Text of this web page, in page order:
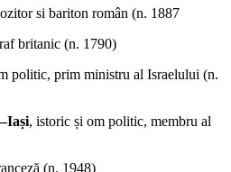
si bariton român (n. 1887
britanic (n. 1790)
politic, prim ministru al Israelului (n.
, istoric și om politic, membru al
(n. 1948)